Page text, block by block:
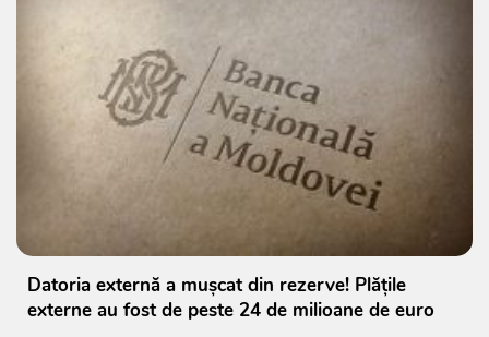
Datoria externă a mușcat din rezerve! Plățile
externe au fost de peste 24 de milioane de euro